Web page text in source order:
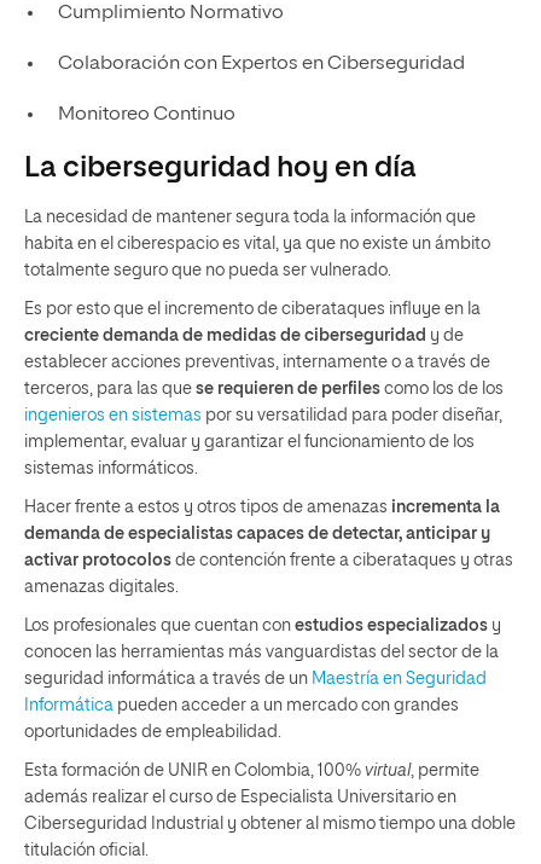
Cumplimiento Normativo
Colaboración con Expertos en Ciberseguridad
Monitoreo Continuo
La ciberseguridad hoy en día
La necesidad de mantener segura toda la información que
habita en el ciberespacio es vital, ya que no existe un ámbito
totalmente seguro que no pueda ser vulnerado.
Es por esto que el incremento de ciberataques influye en la
creciente demanda de medidas de ciberseguridad y de
establecer acciones preventivas, internamente o a través de
terceros, para las que se requieren de perfiles como los de los
ingenieros en sistemas por su versatilidad para poder diseñar,
implementar, evaluar y garantizar el funcionamiento de los
sistemas informáticos.
‍Hacer frente a estos y otros tipos de amenazas incrementa la
demanda de especialistas capaces de detectar, anticipar y
activar protocolos de contención frente a ciberataques y otras
amenazas digitales.
Los profesionales que cuentan con estudios especializados y
conocen las herramientas más vanguardistas del sector de la
seguridad informática a través de un Maestría en Seguridad
Informática pueden acceder a un mercado con grandes
oportunidades de empleabilidad.
Esta formación de UNIR en Colombia, 100% virtual, permite
además realizar el curso de Especialista Universitario en
Ciberseguridad Industrial y obtener al mismo tiempo una doble
titulación oficial.